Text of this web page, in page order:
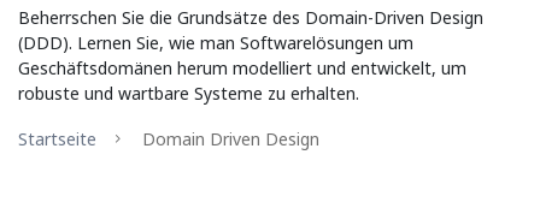
Beherrschen Sie die Grundsätze des Domain-Driven Design
(DDD). Lernen Sie, wie man Softwarelösungen um
Geschäftsdomänen herum modelliert und entwickelt, um
robuste und wartbare Systeme zu erhalten.
Startseite
Domain Driven Design